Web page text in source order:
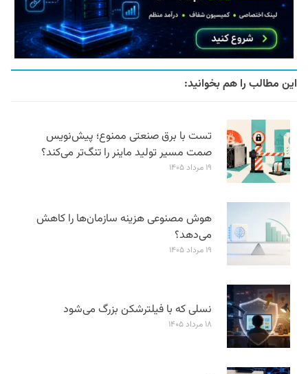
این مطالب را هم بخوانید:
تست با برق صنعتی ممنوع؛ پیش‌نویس
صمت مسیر تولید ماینر را تنگ‌تر می‌کند؟
۱۹ مرداد ۱۴۰۵
هوش مصنوعی هزینه سازمان‌ها را کاهش
می‌دهد؟
۱۹ مرداد ۱۴۰۵
نسلی که با فیلترشکن بزرگ می‌شود
۱۸ مرداد ۱۴۰۵